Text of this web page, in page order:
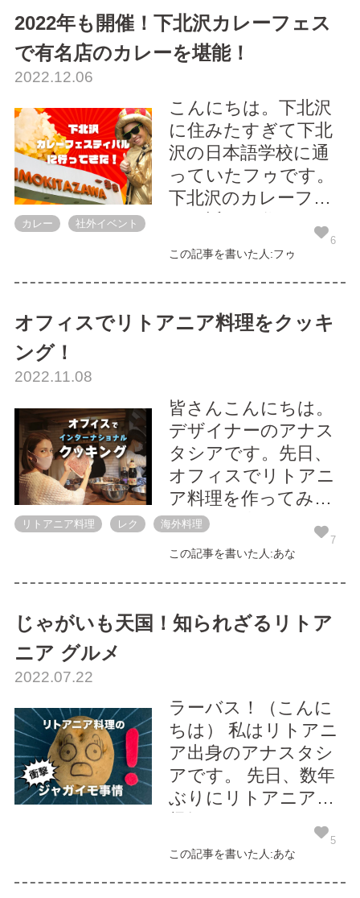
が出ます。 現在私が
住んでいる相模大野
でも、カレーフェス
何年も気づかずに過
ごしていまし
た・・・何てもっ...
カレー 社外イベント
2022年も開催！下北沢カレーフェス
で有名店のカレーを堪能！
2022.12.06
こんにちは。下北沢
に住みたすぎて下北
沢の日本語学校に通
っていたフゥです。
下北沢のカレーフェ
るからいつでも行け
ると思って、後回し
にしちゃって、結局
毎年逃していまし
た。（あるある） そ
ードライブのメンバ
ーとデビューしまし
た！ 今...
この記事を書いた人:フゥ
6
リトアニア料理 レク 海外料理
オフィスでリトアニア料理をクッキ
ング！
2022.11.08
皆さんこんにちは。
デザイナーのアナス
タシアです。先日、
オフィスでリトアニ
ア料理を作ってみた
ので、写真とともに
ご紹介いたします！
なぜIT企業のオフィ
スでリトアニア料
理？ グルメなシード
ライブメンバーにぜ
たいと思い、一度リ
トアニア料理のお店
を検...
この記事を書いた人:あな
7
じゃがいも天国！知られざるリトア
ニア グルメ
2022.07.22
ラーバス！（こんに
ちは） 私はリトアニ
ア出身のアナスタシ
アです。 先日、数年
ぶりにリトアニアに
アニアは日本ではあ
まり聞かない国名で
すが、ヨーロッパの
この記事を書いた人:あな
5